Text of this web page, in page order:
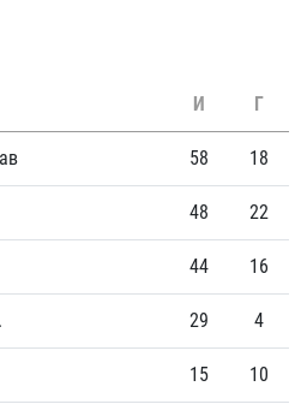
И Г
58 18
48 22
44 16
29 4
15 10